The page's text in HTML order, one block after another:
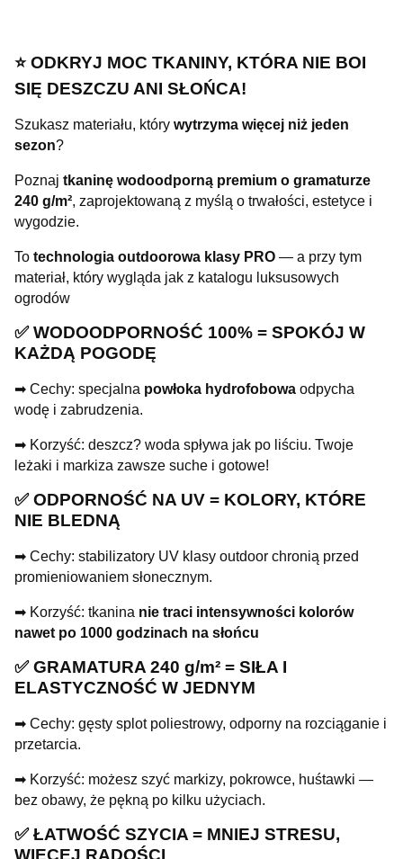
⭐️ ODKRYJ MOC TKANINY, KTÓRA NIE BOI
SIĘ DESZCZU ANI SŁOŃCA!
Szukasz materiału, który wytrzyma więcej niż jeden
sezon?
Poznaj tkaninę wodoodporną premium o gramaturze
240 g/m², zaprojektowaną z myślą o trwałości, estetyce i
wygodzie.
To technologia outdoorowa klasy PRO — a przy tym
materiał, który wygląda jak z katalogu luksusowych
ogrodów
✅ WODOODPORNOŚĆ 100% = SPOKÓJ W
KAŻDĄ POGODĘ
➡ Cechy: specjalna powłoka hydrofobowa odpycha
wodę i zabrudzenia.
➡ Korzyść: deszcz? woda spływa jak po liściu. Twoje
leżaki i markiza zawsze suche i gotowe!
✅ ODPORNOŚĆ NA UV = KOLORY, KTÓRE
NIE BLEDNĄ
➡ Cechy: stabilizatory UV klasy outdoor chronią przed
promieniowaniem słonecznym.
➡ Korzyść: tkanina nie traci intensywności kolorów
nawet po 1000 godzinach na słońcu
✅ GRAMATURA 240 g/m² = SIŁA I
ELASTYCZNOŚĆ W JEDNYM
➡ Cechy: gęsty splot poliestrowy, odporny na rozciąganie i
przetarcia.
➡ Korzyść: możesz szyć markizy, pokrowce, huśtawki —
bez obawy, że pękną po kilku użyciach.
✅ ŁATWOŚĆ SZYCIA = MNIEJ STRESU,
WIĘCEJ RADOŚCI